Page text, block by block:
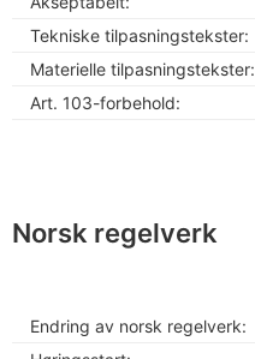
Tekniske tilpasningstekster:
Materielle tilpasningstekster:
Art. 103-forbehold:
Norsk regelverk
Endring av norsk regelverk: